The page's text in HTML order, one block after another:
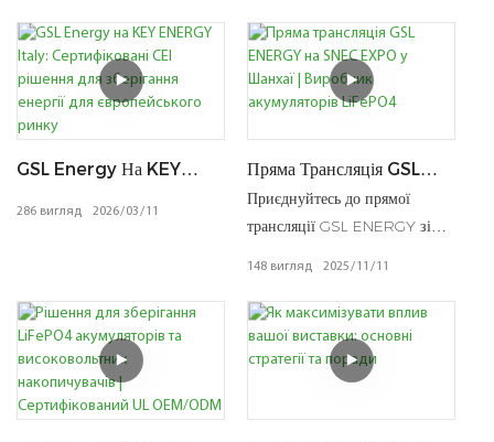
GSL Energy На KEY
Сертифіковані CEI
Ринку
2026 03 11
286 вигляд
Пряма Трансляція GSL
ENERGY На SNEC EXPO
У Шанхаї | Виробник
Приєднуйтесь до прямої
трансляції GSL ENERGY зі
масштабованими рішеннями
для зберігання енергії для
житлових, комерційних та
2025 11 11
148 вигляд